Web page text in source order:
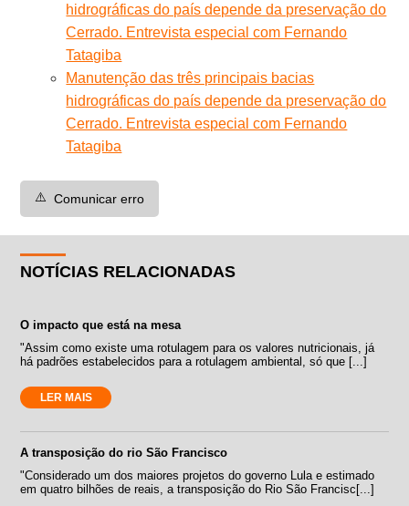
hidrográficas do país depende da preservação do
Cerrado. Entrevista especial com Fernando
Tatagiba
Manutenção das três principais bacias
hidrográficas do país depende da preservação do
Cerrado. Entrevista especial com Fernando
Tatagiba
⚠️ Comunicar erro
NOTÍCIAS RELACIONADAS
O impacto que está na mesa
"Assim como existe uma rotulagem para os valores nutricionais, já
há padrões estabelecidos para a rotulagem ambiental, só que [...]
LER MAIS
A transposição do rio São Francisco
"Considerado um dos maiores projetos do governo Lula e estimado
em quatro bilhões de reais, a transposição do Rio São Francisc[...]